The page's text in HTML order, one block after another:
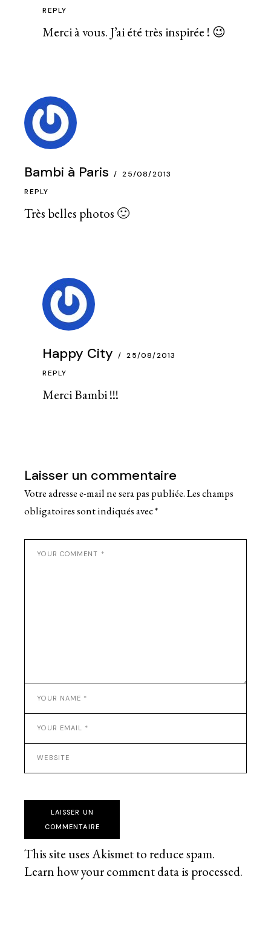
Merci à vous. J’ai été très inspirée ! 😉
REPLY
Bambi à Paris 25/08/2013
Très belles photos 🙂
REPLY
Happy City 25/08/2013
Merci Bambi !!!
REPLY
Laisser un commentaire
Votre adresse e-mail ne sera pas publiée.Les champs
obligatoires sont indiqués avec*
LAISSER UN
COMMENTAIRE
This site uses Akismet to reduce spam.
Learn how your comment data is processed.